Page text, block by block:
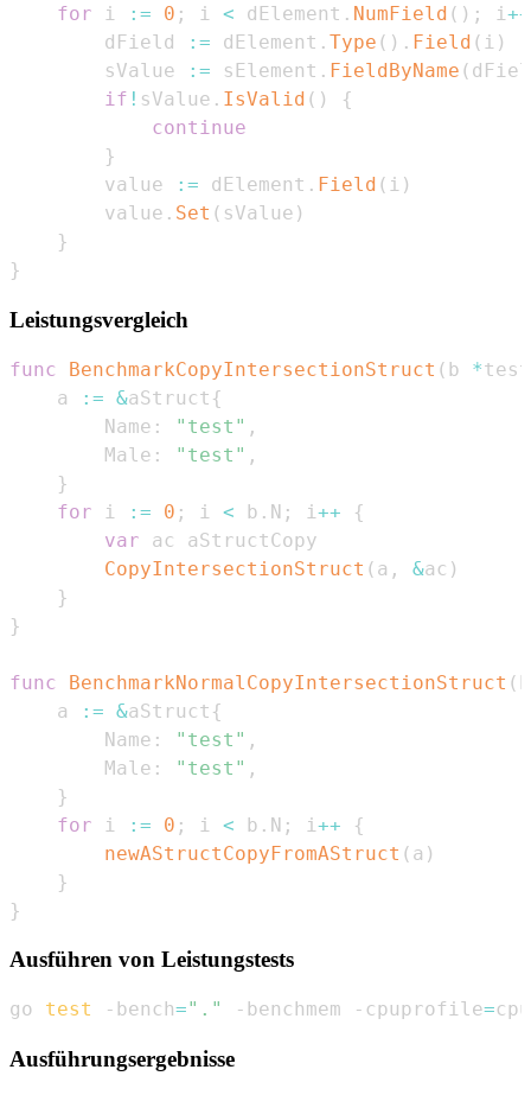
for i := 0 ; i < dElement . NumField ( ) ; i++
        dField
:= dElement . Type ( ) . Field ( i )
        sValue
:= sElement . FieldByName (
if ! sValue . IsValid ( )
{
continue
}
        value
:= dElement . Field ( i )
        value
. Set ( sValue )
}
}
Leistungsvergleich
func BenchmarkCopyIntersectionStruct ( b *
    a
:= &aStruct {
        Name
: "test" ,
        Male
: "test" ,
}
for i := 0 ; i < b . N ; i ++
{
var
CopyIntersectionStruct ( a , &ac )
}
}
func BenchmarkNormalCopyIntersectionStruct (
    a
:= &aStruct {
        Name
: "test" ,
        Male
: "test" ,
}
for i := 0 ; i < b . N ; i ++
{
newAStructCopyFromAStruct ( a )
}
}
Ausführen von Leistungstests
go test -bench="." -benchmem -cpuprofile=
Ausführungsergebnisse